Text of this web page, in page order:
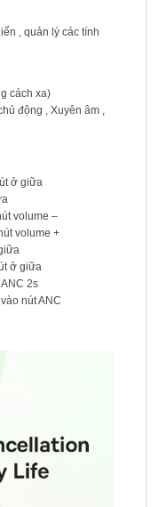
, quản lý các tính
cách xa)
động , Xuyên âm ,
ở giữa
volume –
volume +
ở giữa
2s
nút ANC